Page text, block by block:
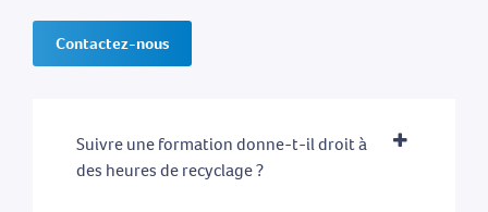
Contactez-nous
Suivre une formation donne-t-il droit à
des heures de recyclage ?